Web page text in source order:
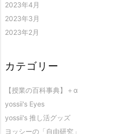
2023年4月
2023年3月
2023年2月
カテゴリー
【授業の百科事典】＋α
yossii's Eyes
yossii's 推し活グッズ
ヨッシーの「自由研究」